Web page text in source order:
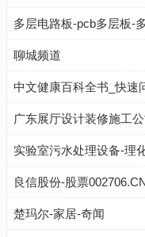
聊城频道
中文健康百科全书_快速
广东展厅设计装修施工
良信股份-股票
楚玛尔-家居-奇闻